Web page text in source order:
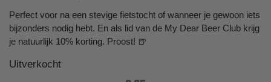
Perfect voor na een stevige fietstocht of wanneer je gewoon iets
bijzonders nodig hebt. En als lid van de My Dear Beer Club krijg
je natuurlijk 10% korting. Proost! 🍺
Uitverkocht